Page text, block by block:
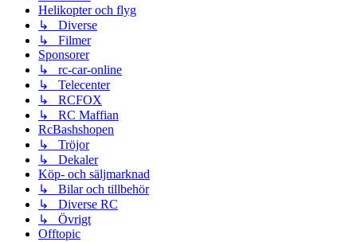
Helikopter och flyg
↳ Diverse
↳ Filmer
Sponsorer
↳ rc-car-online
↳ Telecenter
↳ RCFOX
↳ RC Maffian
RcBashshopen
↳ Tröjor
↳ Dekaler
Köp- och säljmarknad
↳ Bilar och tillbehör
↳ Diverse RC
↳ Övrigt
Offtopic